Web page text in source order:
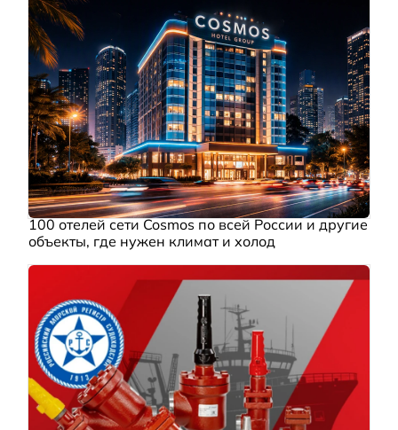
100 отелей сети Cosmos по всей России и другие
объекты, где нужен климат и холод